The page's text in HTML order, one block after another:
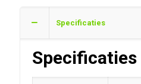
Specificaties
Specificaties